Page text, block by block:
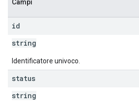
Campi
id
string
Identificatore univoco.
status
string